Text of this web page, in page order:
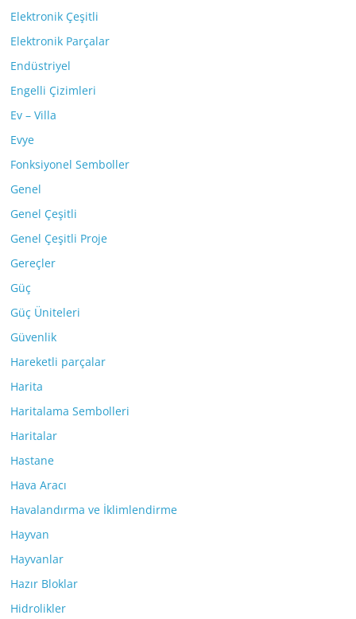
Elektronik Çeşitli
Elektronik Parçalar
Endüstriyel
Engelli Çizimleri
Ev – Villa
Evye
Fonksiyonel Semboller
Genel
Genel Çeşitli
Genel Çeşitli Proje
Gereçler
Güç
Güç Üniteleri
Güvenlik
Hareketli parçalar
Harita
Haritalama Sembolleri
Haritalar
Hastane
Hava Aracı
Havalandırma ve İklimlendirme
Hayvan
Hayvanlar
Hazır Bloklar
Hidrolikler